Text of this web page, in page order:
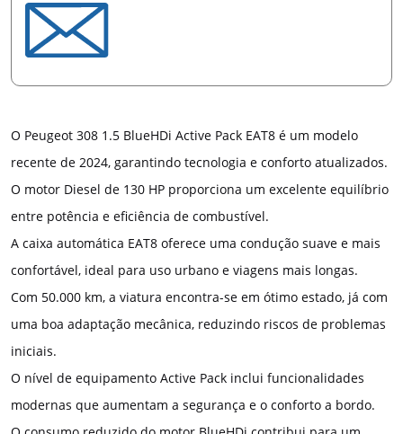
O Peugeot 308 1.5 BlueHDi Active Pack EAT8 é um modelo
recente de 2024, garantindo tecnologia e conforto atualizados.
O motor Diesel de 130 HP proporciona um excelente equilíbrio
entre potência e eficiência de combustível.
A caixa automática EAT8 oferece uma condução suave e mais
confortável, ideal para uso urbano e viagens mais longas.
Com 50.000 km, a viatura encontra-se em ótimo estado, já com
uma boa adaptação mecânica, reduzindo riscos de problemas
iniciais.
O nível de equipamento Active Pack inclui funcionalidades
modernas que aumentam a segurança e o conforto a bordo.